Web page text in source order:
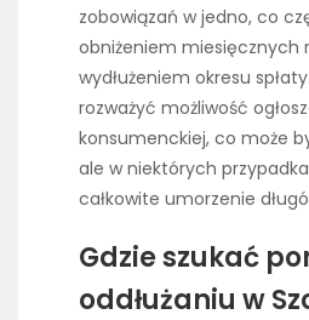
zobowiązań w jedno, co
obniżeniem miesięcznych
wydłużeniem okresu
rozważyć możliwość
konsumenckiej, co może
ale w niektórych
całkowite umorzenie
Gdzie szukać
oddłużaniu w